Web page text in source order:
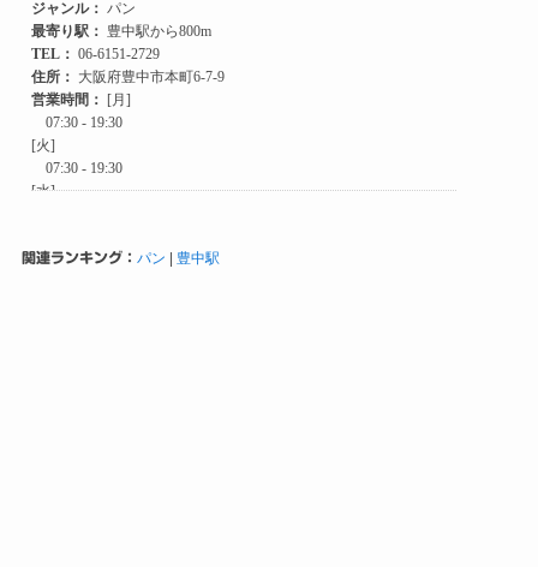
関連ランキング： パン 豊中駅